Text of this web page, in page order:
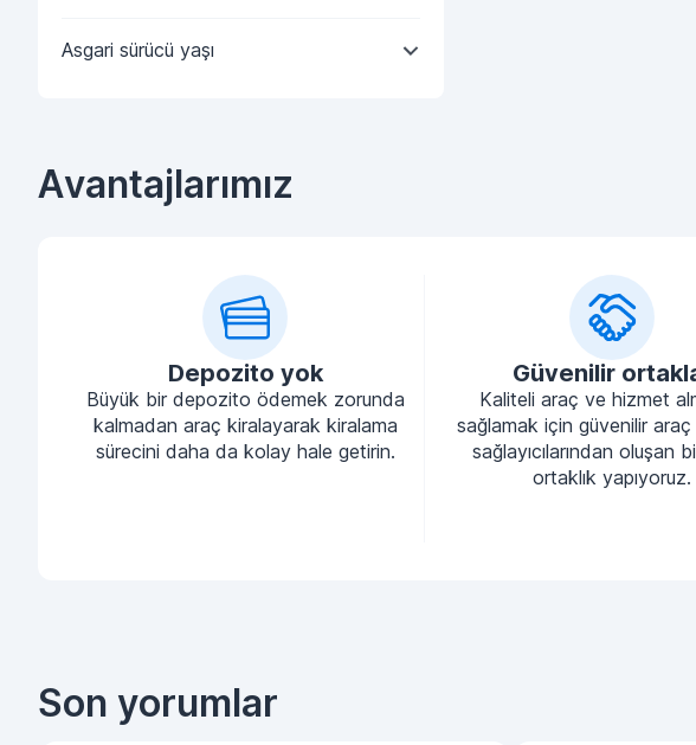
Asgari sürücü yaşı
Avantajlarımız
Depozito yok
Büyük bir depozito ödemek zorunda
kalmadan araç kiralayarak kiralama
sürecini daha da kolay hale getirin.
Güvenilir
Kaliteli araç ve hizmet
sağlamak için güvenilir araç
sağlayıcılarından oluşan
ortaklık yapıyoruz.
Son yorumlar